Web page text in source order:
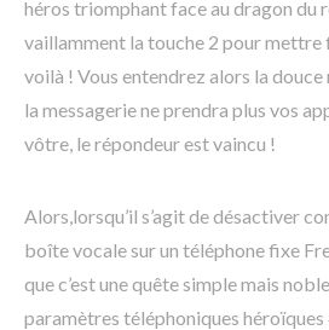
héros triomphant face au dragon du
vaillamment la touche 2 pour mettre
voilà ! Vous entendrez alors la douce
la messagerie ne prendra plus vos
vôtre, le répondeur est vaincu !
Alors,lorsqu’il s’agit de désactiver
boîte vocale sur un téléphone fixe
que c’est une quête simple mais
paramètres téléphoniques héroïques